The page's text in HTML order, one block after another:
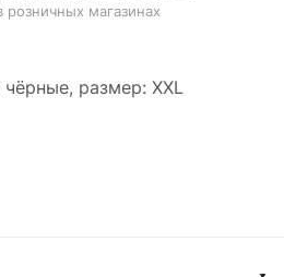
розничных магазинах
размер: XXL